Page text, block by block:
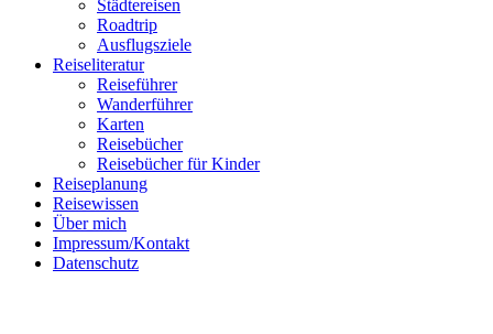
Follow me on Instagram
Städtereisen
Roadtrip
Ausflugsziele
Reiseliteratur
Reiseführer
Wanderführer
Karten
Reisebücher
Reisebücher für Kinder
Reiseplanung
Reisewissen
Über mich
Impressum/Kontakt
Datenschutz